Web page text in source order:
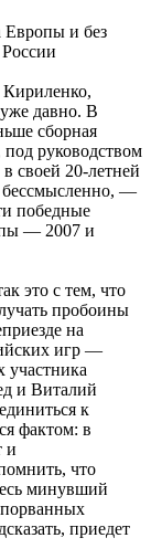
Европы и без
давно. В
сборная
руководством
своей 20-летней
бессмысленно, —
победные
— 2007 и
это с тем, что
пробоины
на
игр —
и Виталий
к
фактом: в
и
что
минувший
порванных
приедет